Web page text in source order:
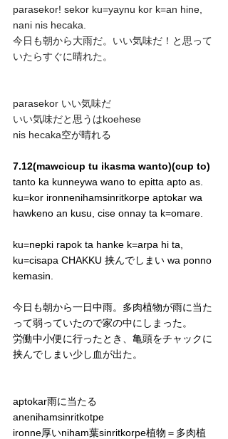
parasekor! sekor ku=yaynu kor k=an hine,
nani nis hecaka.
今日も朝から大雨だ。いい気味だ！と思って
いたらすぐに晴れた。
parasekor いい気味だ
いい気味だと思うはkoehese
nis hecaka空が晴れる
7.12(mawcicup tu ikasma wanto)(cup to)
tanto ka kunneywa wano to epitta apto as.
ku=kor ironnenihamsinritkorpe aptokar wa
hawkeno an kusu, cise onnay ta k=omare.
ku=nepki rapok ta hanke k=arpa hi ta,
ku=cisapa CHAKKU 挟んでしまい wa ponno
kemasin.
今日も朝から一日中雨。多肉植物が雨に当た
って弱っていたので家の中にしまった。
労働中小便に行ったとき、亀頭をチャックに
挟んでしまい少し血が出た。
aptokar雨に当たる
anenihamsinritkotpe
ironne厚いniham葉sinritkorpe植物＝多肉植